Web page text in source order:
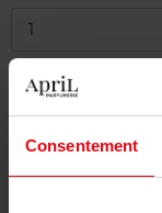
Consentement
1
Livraison
Cet article n'est